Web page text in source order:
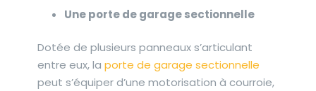
Une porte de garage sectionnelle
Dotée de plusieurs panneaux s’articulant
entre eux, laporte de garage sectionnelle
peut s’équiper d’une motorisation à courroie,